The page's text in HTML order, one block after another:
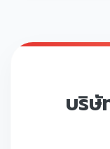
บริษั